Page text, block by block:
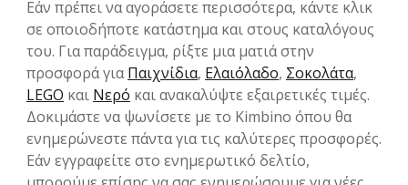
Εάν πρέπει να αγοράσετε περισσότερα, κάντε κλικ
σε οποιοδήποτε κατάστημα και στους καταλόγους
του. Για παράδειγμα, ρίξτε μια ματιά στην
προσφορά γιαΠαιχνίδια, Ελαιόλαδο, Σοκολάτα,
LEGO και Νερό και ανακαλύψτε εξαιρετικές τιμές.
Δοκιμάστε να ψωνίσετε με το Kimbino όπου θα
ενημερώνεστε πάντα για τις καλύτερες προσφορές.
Εάν εγγραφείτε στο ενημερωτικό δελτίο,